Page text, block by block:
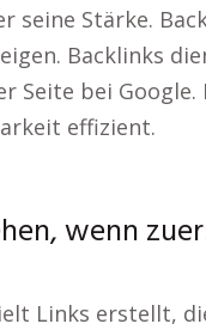
seine Stärke.
Backlinks
Seite bei
effizient.
wenn
Links erstellt,